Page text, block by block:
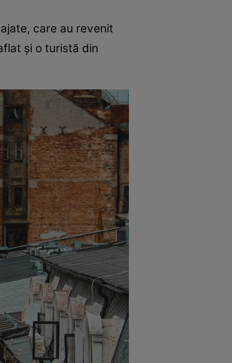
care au revenit
și o turistă din